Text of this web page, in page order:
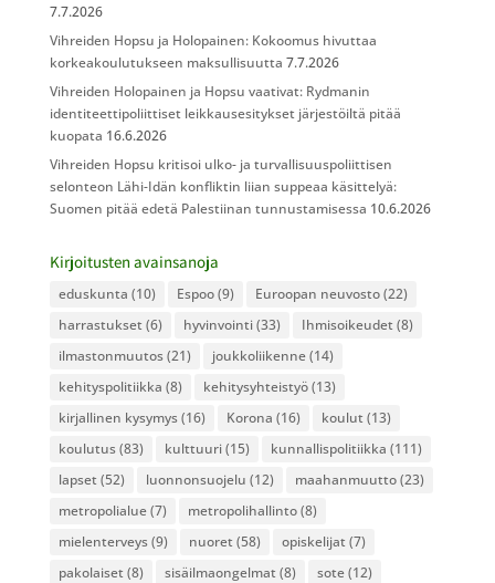
7.7.2026
Vihreiden Hopsu ja Holopainen: Kokoomus hivuttaa
korkeakoulutukseen maksullisuutta 7.7.2026
Vihreiden Holopainen ja Hopsu vaativat: Rydmanin
identiteettipoliittiset leikkausesitykset järjestöiltä pitää
kuopata 16.6.2026
Vihreiden Hopsu kritisoi ulko- ja turvallisuuspoliittisen
selonteon Lähi-Idän konfliktin liian suppeaa käsittelyä:
Suomen pitää edetä Palestiinan tunnustamisessa 10.6.2026
Kirjoitusten avainsanoja
eduskunta (10) Espoo(9) Euroopan neuvosto(22)
harrastukset (6) hyvinvointi(33) Ihmisoikeudet (8)
ilmastonmuutos(21) joukkoliikenne(14)
kehityspolitiikka (8) kehitysyhteistyö(13)
kirjallinen kysymys(16) Korona (16) koulut (13)
koulutus(83) kulttuuri(15) kunnallispolitiikka (111)
lapset (52) luonnonsuojelu (12) maahanmuutto(23)
metropolialue(7) metropolihallinto(8)
mielenterveys(9) nuoret (58) opiskelijat (7)
pakolaiset (8) sisäilmaongelmat (8) sote(12)